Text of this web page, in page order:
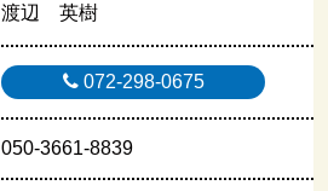
渡辺 英樹
072-298-0675
050-3661-8839